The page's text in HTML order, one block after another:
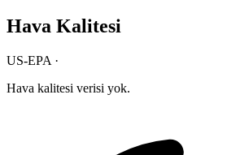
Hava Kalitesi
US-EPA ·
Hava kalitesi verisi yok.